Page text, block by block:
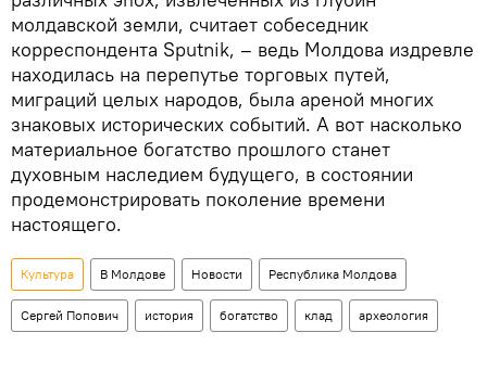
молдавской земли, считает собеседник
корреспондента Sputnik, – ведь Молдова издревле
находилась на перепутье торговых путей,
миграций целых народов, была ареной многих
знаковых исторических событий. А вот насколько
материальное богатство прошлого станет
духовным наследием будущего, в состоянии
продемонстрировать поколение времени
настоящего.
Культура В Молдове Новости Республика Молдова
Сергей Попович история богатство клад археология